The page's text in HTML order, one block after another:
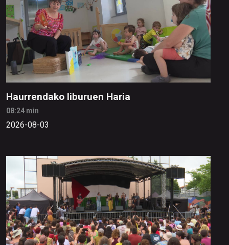
Haurrendako liburuen Haria
08:24 min
2026-08-03